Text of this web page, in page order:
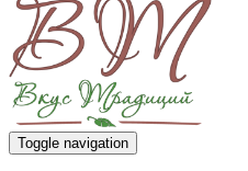
Toggle navigation